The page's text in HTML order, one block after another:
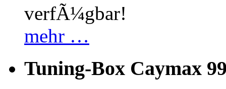
verfÃ¼gbar!
mehr …
Tuning-Box Caymax